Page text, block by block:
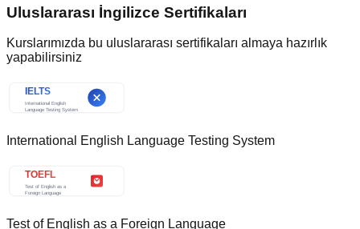
Uluslararası İngilizce Sertifikaları
Kurslarımızda bu uluslararası sertifikaları almaya hazırlık
yapabilirsiniz
International English Language Testing System
Test of English as a Foreign Language